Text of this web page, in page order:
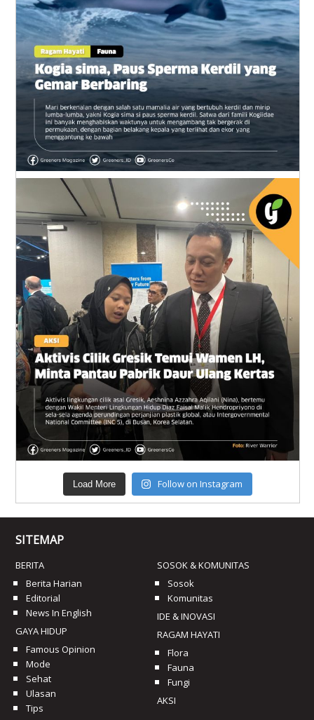
Load More Follow on Instagram
SITEMAP
BERITA
Berita Harian
Editorial
News In English
GAYA HIDUP
Famous Opinion
Mode
Sehat
Ulasan
Tips
SOSOK & KOMUNITAS
Sosok
Komunitas
IDE & INOVASI
RAGAM HAYATI
Flora
Fauna
Fungi
AKSI